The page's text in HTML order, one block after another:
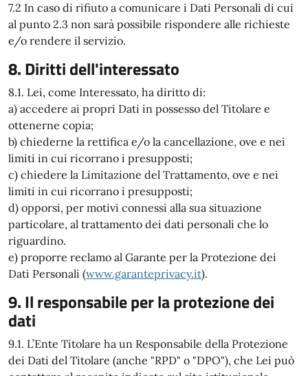
7.2 In caso di rifiuto a comunicare i Dati Personali di cui
al punto 2.3 non sarà possibile rispondere alle richieste
e/o rendere il servizio.
8. Diritti dell'interessato
8.1. Lei, come Interessato, ha diritto di:
a) accedere ai propri Dati in possesso del Titolare e
ottenerne copia;
b) chiederne la rettifica e/o la cancellazione, ove e nei
limiti in cui ricorrano i presupposti;
c) chiedere la Limitazione del Trattamento, ove e nei
limiti in cui ricorrano i presupposti;
d) opporsi, per motivi connessi alla sua situazione
particolare, al trattamento dei dati personali che lo
riguardino.
e) proporre reclamo al Garante per la Protezione dei
Dati Personali (www.garanteprivacy.it).
9. Il responsabile per la protezione dei
dati
9.1. L’Ente Titolare ha un Responsabile della Protezione
dei Dati del Titolare (anche "RPD" o "DPO"), che Lei può